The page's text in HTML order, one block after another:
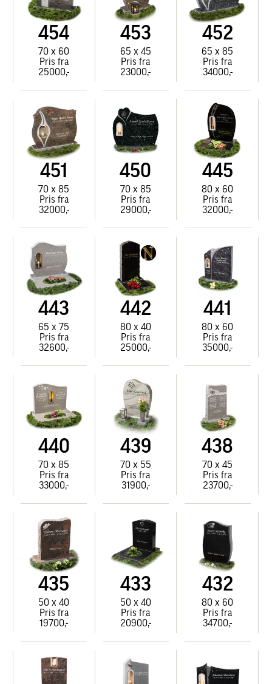
454
70 x 60
Pris fra
25000,-
453
65 x 45
Pris fra
23000,-
452
65 x 85
Pris fra
34000,-
451
70 x 85
Pris fra
32000,-
450
70 x 85
Pris fra
29000,-
445
80 x 60
Pris fra
32000,-
443
65 x 75
Pris fra
32600,-
442
80 x 40
Pris fra
25000,-
441
80 x 60
Pris fra
35000,-
440
70 x 85
Pris fra
33000,-
439
70 x 55
Pris fra
31900,-
438
70 x 45
Pris fra
23700,-
435
50 x 40
Pris fra
19700,-
433
50 x 40
Pris fra
20900,-
432
80 x 60
Pris fra
34700,-